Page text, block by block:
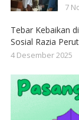
7
Tebar Kebaikan
Sosial Razia
4 Desember 2025